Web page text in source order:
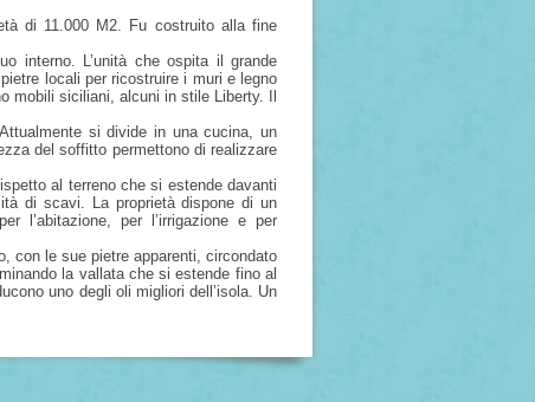
di 11.000 M2. Fu costruito alla fine
interno. L’unità che ospita il grande
locali per ricostruire i muri e legno
mobili siciliani, alcuni in stile Liberty. Il
si divide in una cucina, un
del soffitto permettono di realizzare
al terreno che si estende davanti
di scavi. La proprietà dispone di un
l’abitazione, per l’irrigazione e per
con le sue pietre apparenti, circondato
la vallata che si estende fino al
uno degli oli migliori dell’isola. Un